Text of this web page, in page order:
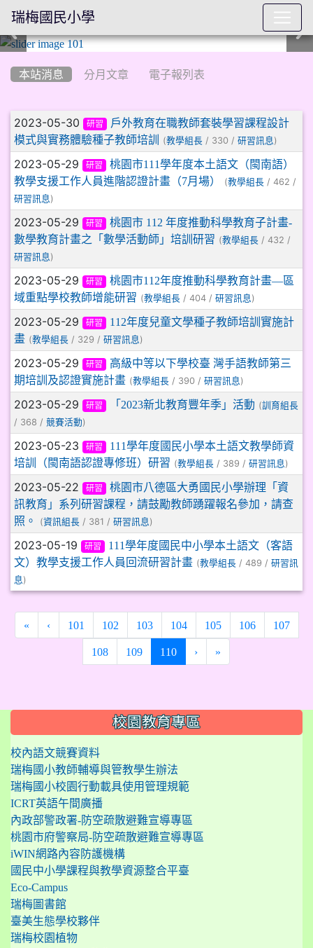
本站消息 分月文章 電子報列表
文章列表
2023-05-30 研習
戶外教育在職教師套裝學習課程設計
模式與實務體驗種子教師培訓
(教學組長 / 330 / 研習訊息 )
2023-05-29 研習
桃園市111學年度本土語文（閩南語）
教學支援工作人員進階認證計畫（7月場）
(教學組長 / 462 /
研習訊息 )
2023-05-29 研習
桃園市 112 年度推動科學教育子計畫-
數學教育計畫之「數學活動師」培訓研習 (教學組長 / 432 /
研習訊息 )
2023-05-29 研習
桃園市112年度推動科學教育計畫—區
域重點學校教師增能研習 (教學組長 / 404 / 研習訊息 )
2023-05-29 研習
112年度兒童文學種子教師培訓實施計
畫 (教學組長 / 329 / 研習訊息 )
2023-05-29 研習
高級中等以下學校臺 灣手語教師第三
期培訓及認證實施計畫 (教學組長 / 390 / 研習訊息 )
2023-05-29 研習 「2023新北教育豐年季」活動 (訓育組長
/ 368 / 競賽活動)
2023-05-23 研習
111學年度國民小學本土語文教學師資
培訓（閩南語認證專修班）研習 (教學組長 / 389 / 研習訊息 )
2023-05-22 研習
桃園市八德區大勇國民小學辦理「資
訊教育」系列研習課程，請鼓勵教師踴躍報名參加，請查
照。
(資訊組長 / 381 / 研習訊息 )
2023-05-19 研習
111學年度國民中小學本土語文（客語
文）教學支援工作人員回流研習計畫 (教學組長 / 489 / 研習訊
息 )
« ‹ 101 102 103 104 105 106 107
108 109 110(current)
› »
::: 校園教育專區
校內語文競賽資料
瑞梅國小教師輔導與管教學生辦法
瑞梅國小校園行動載具使用管理規範
ICRT英語午間廣播
內政部警政署-防空疏散避難宣導專區
桃園市府警察局-防空疏散避難宣導專區
iWIN網路內容防護機構
國民中小學課程與教學資源整合平臺
Eco-Campus
瑞梅圖書館
臺美生態學校夥伴
瑞梅校園植物
瑞梅國民小學